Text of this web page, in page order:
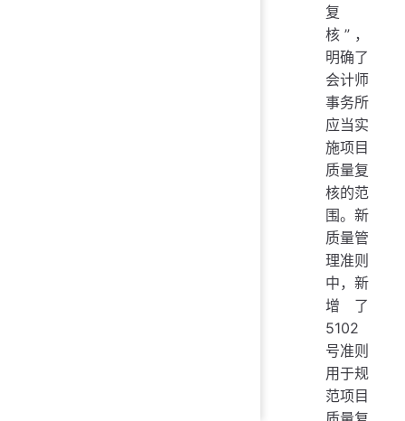
复
核”，
明确了
会计师
事务所
应当实
施项目
质量复
核的范
围。新
质量管
理准则
中，新
增了
5102
号准则
用于规
范项目